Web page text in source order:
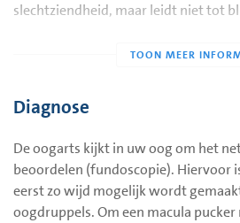
slechtziendheid, maar leidt niet tot
Diagnose
De oogarts kijkt in uw oog om het
beoordelen (fundoscopie). Hiervoor
eerst zo wijd mogelijk wordt
oogdruppels. Om een macula